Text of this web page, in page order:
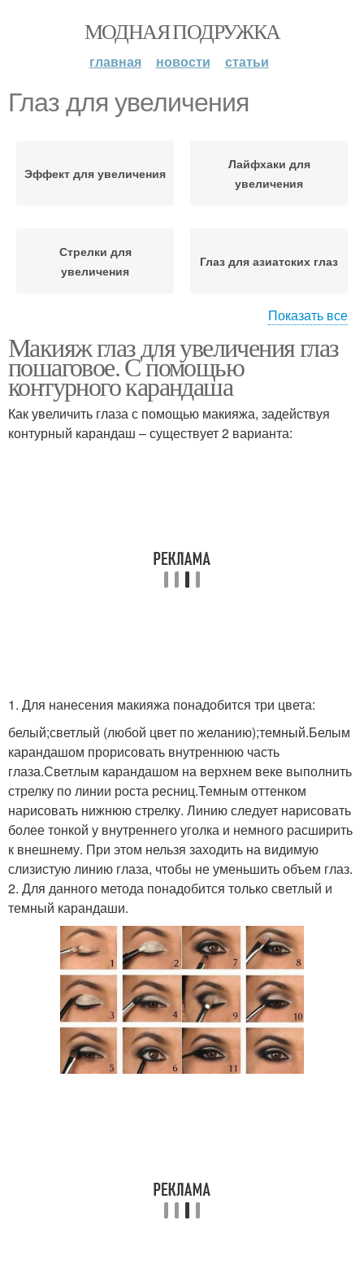
МОДНАЯ ПОДРУЖКА
главная новости статьи
Глаз для увеличения
Эффект для увеличения
Лайфхаки для
увеличения
Стрелки для
увеличения
Глаз для азиатских глаз
Глаз для голубых глаз
глаз
Макияж для азиатских
Показать все
Макияж глаз для увеличения глаз
пошаговое. С помощью
контурного карандаша
Как увеличить глаза с помощью макияжа, задействуя
контурный карандаш – существует 2 варианта:
1. Для нанесения макияжа понадобится три цвета:
белый;светлый (любой цвет по желанию);темный.Белым
карандашом прорисовать внутреннюю часть
глаза.Светлым карандашом на верхнем веке выполнить
стрелку по линии роста ресниц.Темным оттенком
нарисовать нижнюю стрелку. Линию следует нарисовать
более тонкой у внутреннего уголка и немного расширить
к внешнему. При этом нельзя заходить на видимую
слизистую линию глаза, чтобы не уменьшить объем глаз.
2. Для данного метода понадобится только светлый и
темный карандаши.